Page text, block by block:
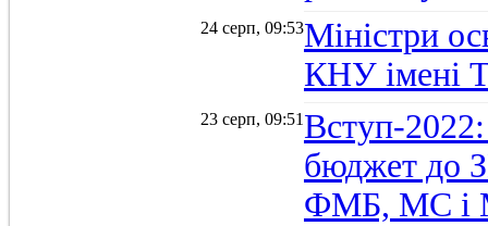
24 серп, 09:53Міністри
КНУ імені
23 серп, 09:51 Вступ-
бюджет до
ФМБ, МС і